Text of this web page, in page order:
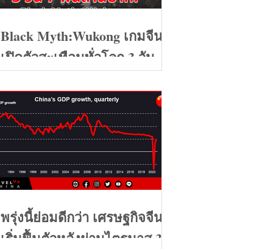
Black Myth:Wukong เกมจีน
เปิดตัวสะเทือนทั่วโลก 3 วัน 7
พรุ่งนี้ย่อมดีกว่า เศรษฐกิจจีน
เริ่มฟื้นตัวหลังผ่านไตรมาส 3